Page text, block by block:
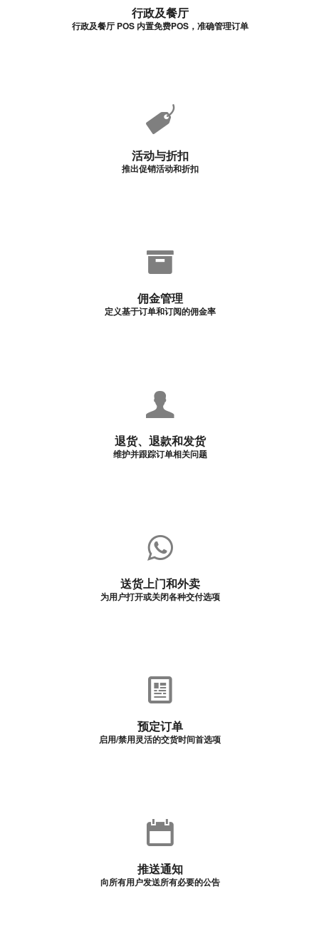
行政及餐厅
行政及餐厅 POS 内置免费POS，准确管理订单
活动与折扣
推出促销活动和折扣
佣金管理
定义基于订单和订阅的佣金率
退货、退款和发货
维护并跟踪订单相关问题
送货上门和外卖
为用户打开或关闭各种交付选项
预定订单
启用/禁用灵活的交货时间首选项
推送通知
向所有用户发送所有必要的公告